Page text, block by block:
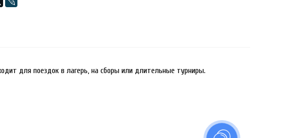
для поездок в лагерь, на сборы или длительные турниры.